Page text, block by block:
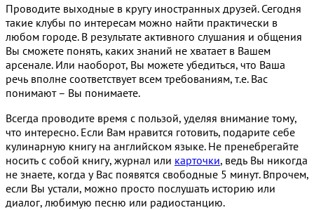
Проводите выходные в кругу иностранных друзей. Сегодня
такие клубы по интересам можно найти практически в
любом городе. В результате активного слушания и общения
Вы сможете понять, каких знаний не хватает в Вашем
арсенале. Или наоборот, Вы можете убедиться, что Ваша
речь вполне соответствует всем требованиям, т.е. Вас
понимают – Вы понимаете.
Всегда проводите время с пользой, уделяя внимание тому,
что интересно. Если Вам нравится готовить, подарите себе
кулинарную книгу на английском языке. Не пренебрегайте
носить с собой книгу, журнал или карточки, ведь Вы никогда
не знаете, когда у Вас появятся свободные 5 минут. Впрочем,
если Вы устали, можно просто послушать историю или
диалог, любимую песню или радиостанцию.